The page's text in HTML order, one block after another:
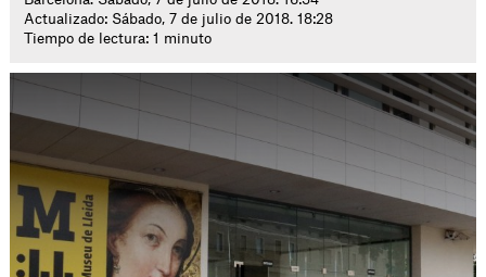
Actualizado: Sábado, 7 de julio de 2018. 18:28
Tiempo de lectura: 1 minuto